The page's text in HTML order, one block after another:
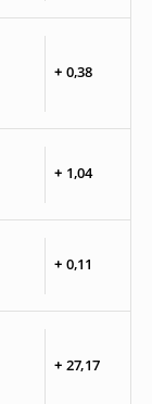
+ 0,38
+ 1,04
+ 0,11
+ 27,17